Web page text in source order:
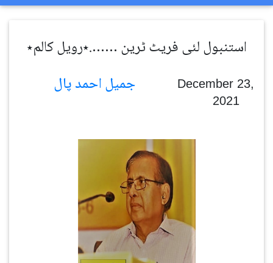
استنبول لئی فریٹ ٹرین …….٭رویل کالم٭
December 23,
2021